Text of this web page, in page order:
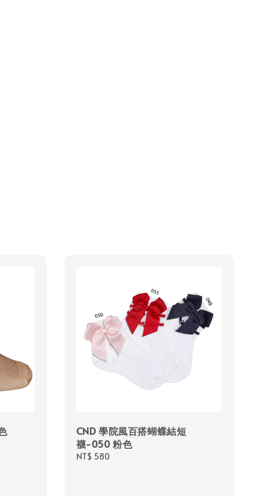
CND 學院風百搭蝴蝶結短
襪-050 粉色
Regular
NT$ 580